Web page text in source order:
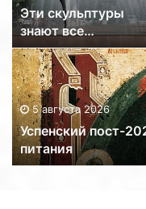
Эти скульптуры
знают все
алматинцы: чьи
работы украшают
мегаполис?
5 августа 2026
Успенский пост-
питания